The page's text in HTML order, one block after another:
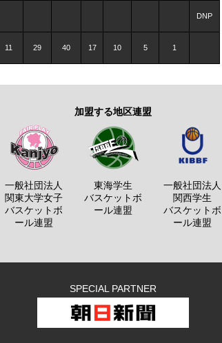
DNP
11 29 40 17 10 5 1
加盟する地区連盟
一般社団法人
関東大学女子
バスケットボ
ール連盟
東海学生
バスケットボ
ール連盟
一般社団法人
関西学生
バスケットボ
ール連盟
SPECIAL PARTNER